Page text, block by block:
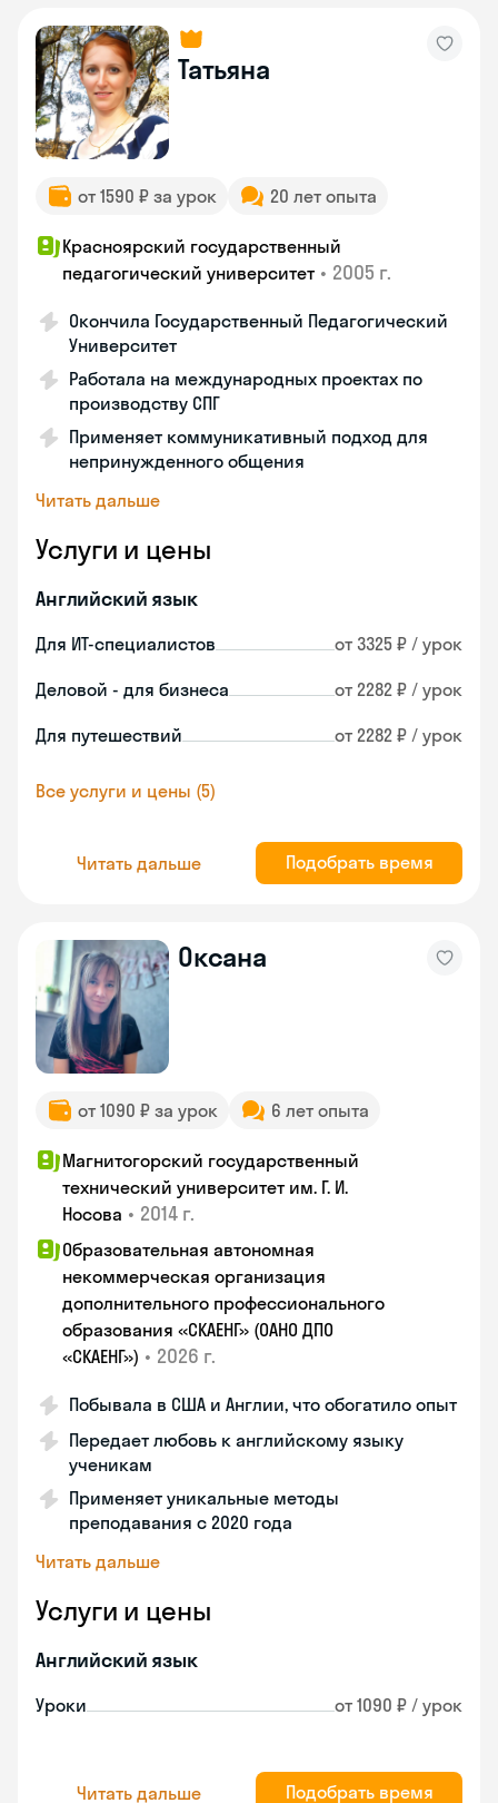
Татьяна
от 1590 ₽ за урок 20 лет опыта
Красноярский государственный
педагогический университет • 2005 г.
Окончила Государственный Педагогический
Университет
Работала на международных проектах по
производству СПГ
Применяет коммуникативный подход для
непринужденного общения
Читать дальше
Услуги и цены
Английский язык
Для ИТ-специалистов от 3325 ₽ / урок
Деловой - для бизнеса от 2282 ₽ / урок
Для путешествий от 2282 ₽ / урок
Все услуги и цены (5)
Читать дальше Подобрать время
Оксана
от 1090 ₽ за урок 6 лет опыта
Магнитогорский государственный
технический университет им. Г. И.
Носова • 2014 г.
Образовательная автономная
некоммерческая организация
дополнительного профессионального
образования «СКАЕНГ» (ОАНО ДПО
«СКАЕНГ») • 2026 г.
Побывала в США и Англии, что обогатило опыт
Передает любовь к английскому языку
ученикам
Применяет уникальные методы
преподавания с 2020 года
Читать дальше
Услуги и цены
Английский язык
Уроки от 1090 ₽ / урок
Читать дальше Подобрать время